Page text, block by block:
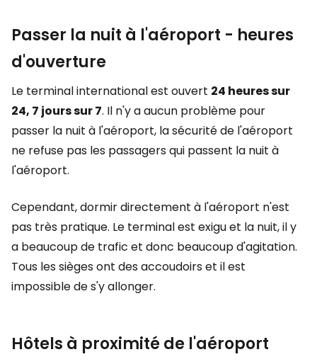
Passer la nuit à l'aéroport - heures
d'ouverture
Le terminal international est ouvert 24 heures sur
24, 7 jours sur 7. Il n'y a aucun problème pour
passer la nuit à l'aéroport, la sécurité de l'aéroport
ne refuse pas les passagers qui passent la nuit à
l'aéroport.
Cependant, dormir directement à l'aéroport n'est
pas très pratique. Le terminal est exigu et la nuit, il y
a beaucoup de trafic et donc beaucoup d'agitation.
Tous les sièges ont des accoudoirs et il est
impossible de s'y allonger.
Hôtels à proximité de l'aéroport